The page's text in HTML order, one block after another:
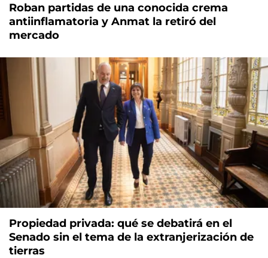
Roban partidas de una conocida crema
antiinflamatoria y Anmat la retiró del
mercado
Propiedad privada: qué se debatirá en el
Senado sin el tema de la extranjerización de
tierras